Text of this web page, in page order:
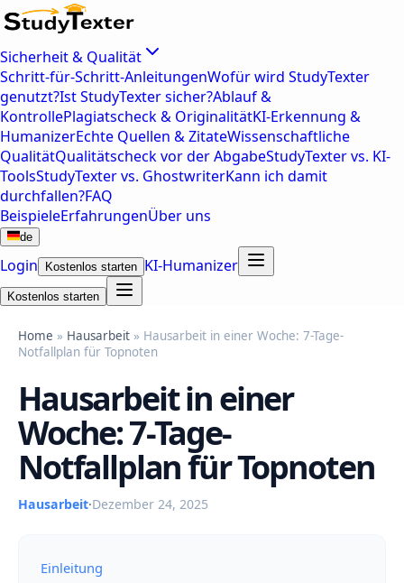
Sicherheit & Qualität
Schritt-für-Schritt-AnleitungenWofür wird StudyTexter
genutzt?Ist StudyTexter sicher?Ablauf &
KontrollePlagiatscheck & OriginalitätKI-Erkennung &
HumanizerEchte Quellen & ZitateWissenschaftliche
QualitätQualitätscheck vor der AbgabeStudyTexter vs. KI-
ToolsStudyTexter vs. GhostwriterKann ich damit
durchfallen?FAQ
BeispieleErfahrungenÜber uns
de
Login Kostenlos starten KI-Humanizer
Kostenlos starten
Home » Hausarbeit » Hausarbeit in einer Woche: 7-Tage-
Notfallplan für Topnoten
Hausarbeit in einer
Woche: 7-Tage-
Notfallplan für Topnoten
Hausarbeit·Dezember 24, 2025
Einleitung